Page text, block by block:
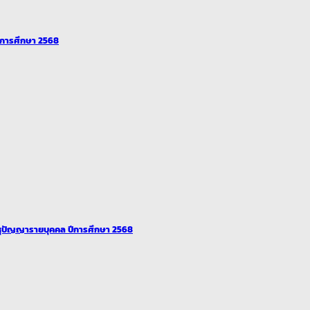
ารศึกษา 2568
ญารายบุคคล ปีการศึกษา 2568